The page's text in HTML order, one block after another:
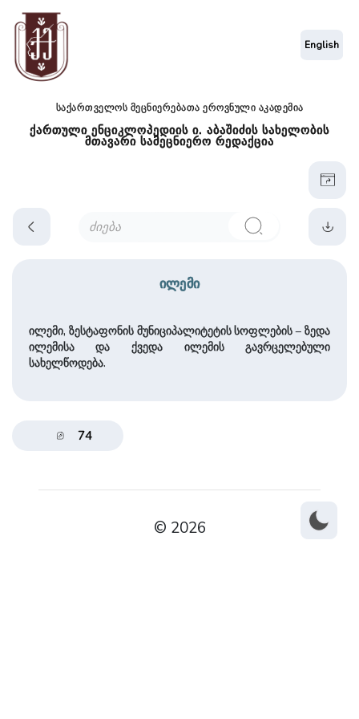
საქართველოს მეცნიერებათა ეროვნული აკადემია
ქართული ენციკლოპედიის ი. აბაშიძის სახელობის
მთავარი სამეცნიერო რედაქცია
English
ილემი
ილემი, ზესტაფონის მუ­ნი­ცი­პალი­ტე­ტის სოფლების – ზედა
ილემისა და ქვედა ილემის გავრცელებული
სახელწოდება.
74
© 2026